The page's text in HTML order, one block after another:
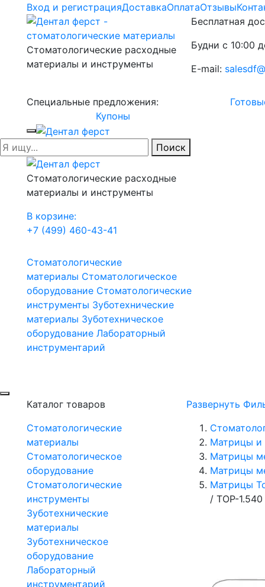
Вход и регистрацияДоставкаОплатаОтзывы
Стоматологические расходные
материалы и инструменты
Бесплатная
Будни с 10:00
E-mail:
Специальные предложения:
Купоны
Поиск
Стоматологические расходные
материалы и инструменты
В корзине:
+7 (499) 460-43-41
Стоматологические
материалы Стоматологическое
оборудование Стоматологические
инструменты Зуботехнические
материалы Зуботехническое
оборудование Лабораторный
инструментарий
Каталог товаров
Стоматологические
материалы
Стоматологическое
оборудование
Стоматологические
инструменты
Зуботехнические
материалы
Зуботехническое
оборудование
Лабораторный
инструментарий
Развернуть
Матрицы и
Матрицы
Матрицы
Матрицы
/ ТОР-